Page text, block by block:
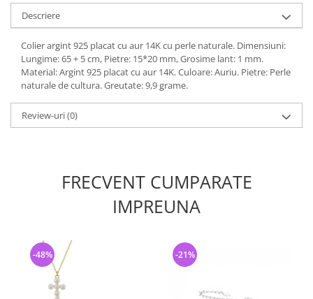
Descriere
Colier argint 925 placat cu aur 14K cu perle naturale. Dimensiuni:
Lungime: 65 + 5 cm, Pietre: 15*20 mm, Grosime lant: 1 mm.
Material: Argint 925 placat cu aur 14K. Culoare: Auriu. Pietre: Perle
naturale de cultura. Greutate: 9,9 grame.
Review-uri(0)
FRECVENT CUMPARATE
IMPREUNA
-48% -21%